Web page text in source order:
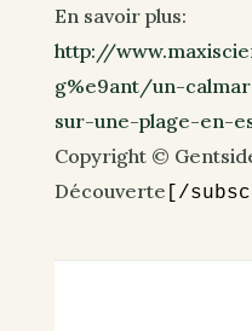
En savoir plus:
http://
g%e9ant/un-
sur-une-plage-en-
Copyright ©
Découverte [/